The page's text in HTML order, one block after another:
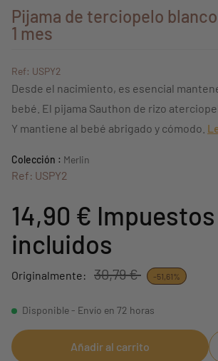
Pijama de terciopelo
1 mes
Ref: USPY2
Desde el nacimiento, es esencial
bebé. El pijama Sauthon de rizo
Y mantiene al bebé abrigado y cómodo.
Colección : Merlin
Ref: USPY2
14,90 € Impuestos
incluidos
Originalmente: 30,79 € -51,61%
Disponible - Envío en 72 horas
Añadir al carrito